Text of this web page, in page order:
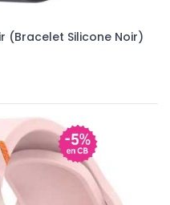
(Bracelet Silicone Noir)